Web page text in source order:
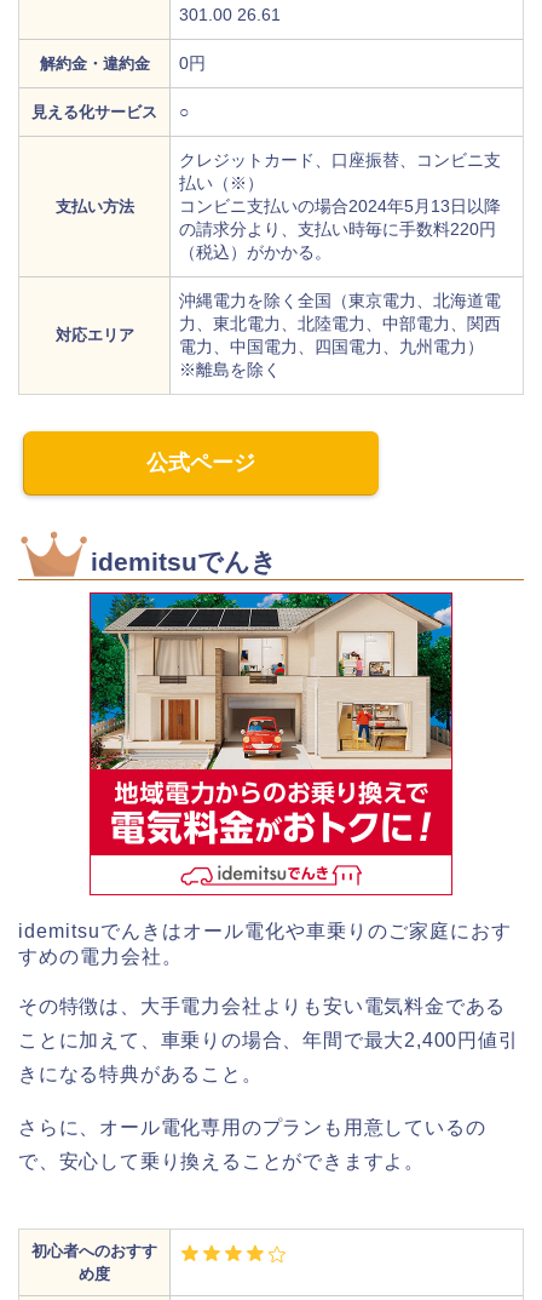
301.00 26.61
解約金・違約金 0円
見える化サービス ○
支払い方法
クレジットカード、口座振替、コンビニ支
払い（※）
コンビニ支払いの場合2024年5月13日以降
の請求分より、支払い時毎に手数料220円
（税込）がかかる。
対応エリア
沖縄電力を除く全国（東京電力、北海道電
力、東北電力、北陸電力、中部電力、関西
電力、中国電力、四国電力、九州電力）
※離島を除く
公式ページ
idemitsuでんき
idemitsuでんきはオール電化や車乗りのご家庭におす
すめの電力会社。
その特徴は、大手電力会社よりも安い電気料金である
ことに加えて、車乗りの場合、年間で最大2,400円値引
きになる特典があること。
さらに、オール電化専用のプランも用意しているの
で、安心して乗り換えることができますよ。
初心者へのおすす
め度